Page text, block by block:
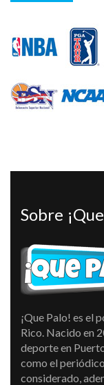
Sobre
¡Que Palo! es el
Rico. Nacido en
deporte en
como el
considerado,